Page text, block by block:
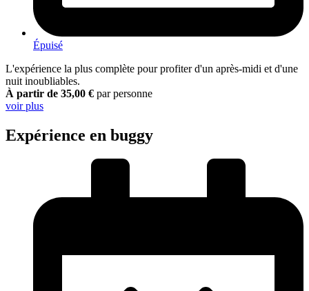
Épuisé
L'expérience la plus complète pour profiter d'un après-midi et d'une
nuit inoubliables.
À partir de 35,00 € par personne
voir plus
Expérience en buggy